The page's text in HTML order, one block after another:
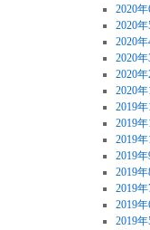
2020年
2020年
2020年
2020年
2020年
2020年
2019年
2019年
2019年
2019年
2019年
2019年
2019年
2019年